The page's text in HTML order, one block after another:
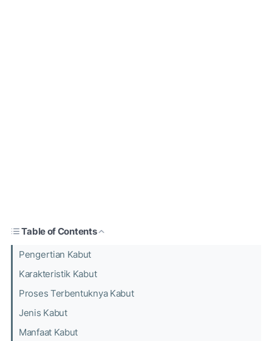
Table of Contents
Pengertian Kabut
Karakteristik Kabut
Proses Terbentuknya Kabut
Jenis Kabut
Manfaat Kabut